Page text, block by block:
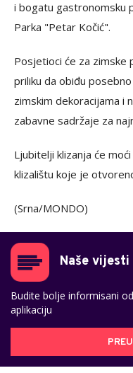
i bogatu gastronomsku
Parka "Petar Kočić".
Posjetioci će za zimske
priliku da obiđu
zimskim dekoracijama i
zabavne sadržaje za
Ljubitelji klizanja će
klizalištu koje je
(Srna/MONDO)
Naše
Budite bolje informisani
aplikaciju